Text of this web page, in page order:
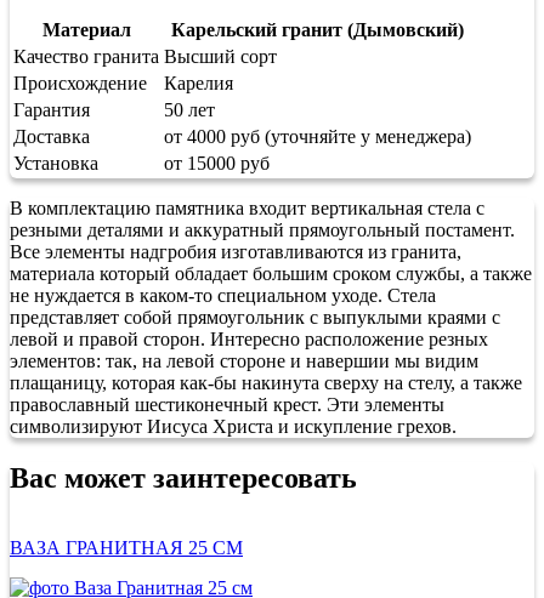
Материал
Карельский гранит (Дымовский)
Качество гранита Высший сорт
Происхождение
Карелия
Гарантия
50 лет
Доставка
от 4000 руб (уточняйте у менеджера)
Установка
от 15000 руб
В комплектацию памятника входит вертикальная стела с
резными деталями и аккуратный прямоугольный постамент.
Все элементы надгробия изготавливаются из гранита,
материала который обладает большим сроком службы, а также
не нуждается в каком-то специальном уходе. Стела
представляет собой прямоугольник с выпуклыми краями с
левой и правой сторон. Интересно расположение резных
элементов: так, на левой стороне и навершии мы видим
плащаницу, которая как-бы накинута сверху на стелу, а также
православный шестиконечный крест. Эти элементы
символизируют Иисуса Христа и искупление грехов.
Вас может заинтересовать
ВАЗА ГРАНИТНАЯ 25 СМ